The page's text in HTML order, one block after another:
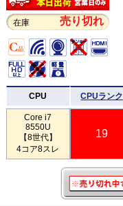
在庫 売り切れ
CPU CPUランク
Core i7
8550U
【8世代】
4コア8スレ
19